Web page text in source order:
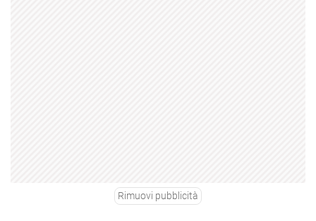
Rimuovi pubblicità